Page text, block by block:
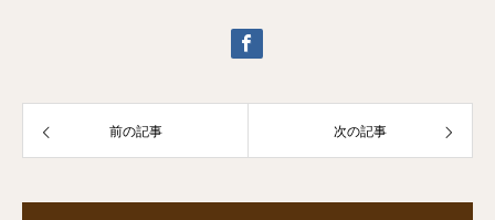
前の記事 次の記事